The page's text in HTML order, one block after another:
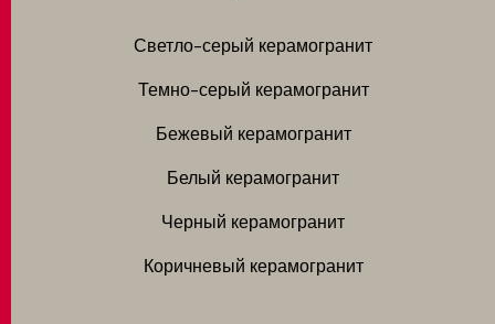
Светло-серый керамогранит
Темно-серый керамогранит
Бежевый керамогранит
Белый керамогранит
Черный керамогранит
Коричневый керамогранит